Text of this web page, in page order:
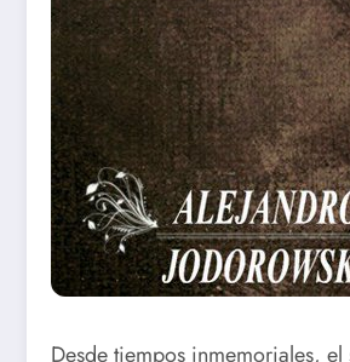
Desde tiempos inmemoriales,